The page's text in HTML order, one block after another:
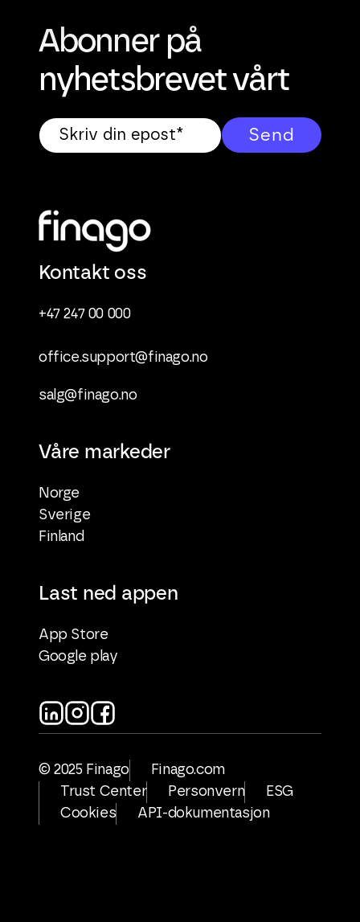
Abonner på
nyhetsbrevet vårt
Kontakt oss
+47 247 00 000
office.support@finago.no
salg@finago.no
Våre markeder
Norge
Sverige
Finland
Last ned appen
App Store
Google play
© 2025 Finago
Finago.com
Trust Center
Personvern
ESG
Cookies
API-dokumentasjon